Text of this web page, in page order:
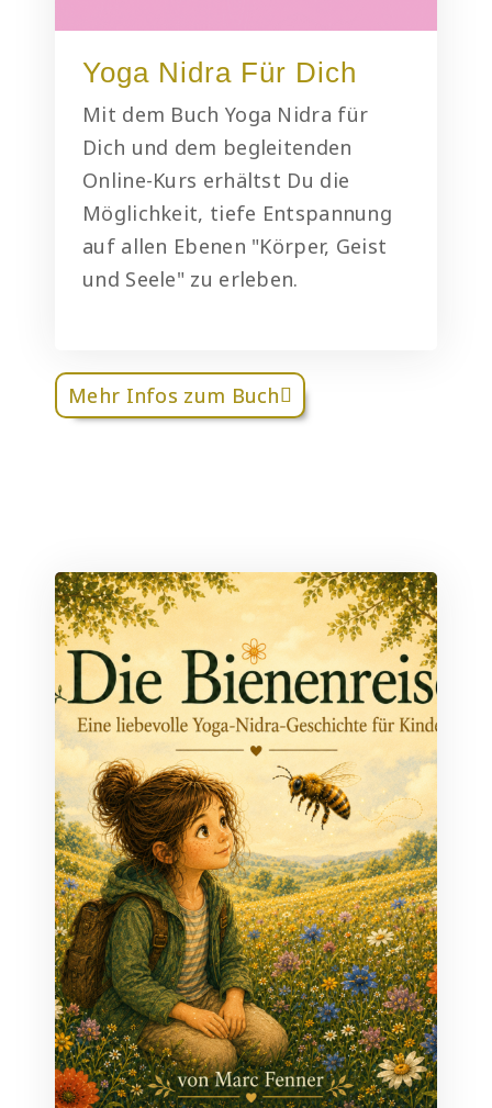
Yoga Nidra Für Dich
Mit dem Buch Yoga Nidra für
Dich und dem begleitenden
Online-Kurs erhältst Du die
Möglichkeit, tiefe Entspannung
auf allen Ebenen "Körper, Geist
und Seele" zu erleben.
Mehr Infos zum Buch